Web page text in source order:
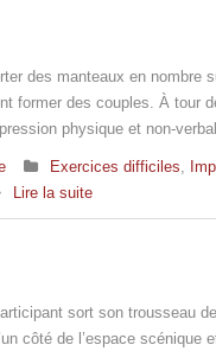
des manteaux en
former des couples. À tour
physique et non-
Exercices difficiles,
Lire la suite
sort son trousseau
côté de l’espace